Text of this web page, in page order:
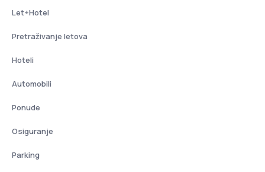
Let+Hotel
Pretraživanje letova
Hoteli
Automobili
Ponude
Osiguranje
Parking